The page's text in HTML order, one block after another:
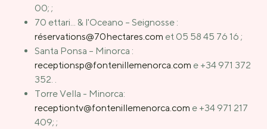
00; ;
70 ettari... & l'Oceano – Seignosse :
réservations@70hectares.com et 05 58 45 76 16 ;
Santa Ponsa – Minorca :
receptionsp@fontenillemenorca.com e +34 971 372
352. .
Torre Vella - Minorca:
receptiontv@fontenillemenorca.com e +34 971 217
409; ;